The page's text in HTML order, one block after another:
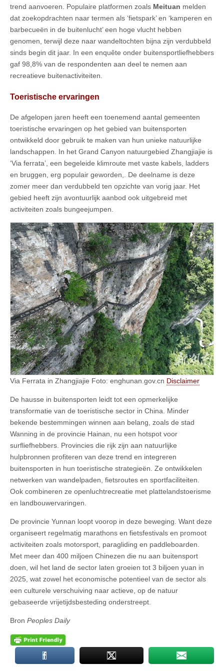
trend aanvoeren. Populaire platformen zoals Meituan melden
dat zoekopdrachten naar termen als ‘fietspark’ en ‘kamperen en
barbecueën in de buitenlucht’ een hoge vlucht hebben
genomen, terwijl deze naar wandeltochten bijna zijn verdubbeld
sinds begin dit jaar. In een enquête onder buitensportliefhebbers
gaf 98,8% van de respondenten aan deel te nemen aan
recreatieve buitenactiviteiten.
Toeristische ervaringen
De afgelopen jaren heeft een toenemend aantal gemeenten
toeristische ervaringen op het gebied van buitensporten
ontwikkeld door gebruik te maken van hun unieke natuurlijke
landschappen. In het Grand Canyon natuurgebied Zhangjiajie is
‘Via ferrata’, een begeleide klimroute met vaste kabels, ladders
en bruggen, erg populair geworden,. De deelname is deze
zomer meer dan verdubbeld ten opzichte van vorig jaar. Het
gebied heeft zijn avontuurlijk aanbod ook uitgebreid met
activiteiten zoals bungeejumpen.
Via Ferrata in Zhangjiajie Foto: enghunan.gov.cn Disclaimer
De hausse in buitensporten leidt tot een opmerkelijke
transformatie van de toeristische sector in China. Minder
bekende bestemmingen winnen aan belang, zoals de stad
Wanning in de provincie Hainan, nu een hotspot voor
surfliefhebbers. Provincies die rijk zijn aan natuurlijke
hulpbronnen profiteren van deze trend en integreren
buitensporten in hun toeristische strategieën. Ze ontwikkelen
netwerken van wandelpaden, fietsroutes en sportfaciliteiten.
Ook combineren ze openluchtrecreatie met plattelandstoerisme
en landbouwervaringen.
De provincie Yunnan loopt voorop in deze beweging. Want deze
organiseert regelmatig marathons en fietsfestivals en promoot
activiteiten zoals motorsport, paragliding en paddleboarden.
Met meer dan 400 miljoen Chinezen die nu aan buitensport
doen, wil het land de sector laten groeien tot 3 biljoen yuan in
2025, wat zowel het economische potentieel van de sector als
een culturele verschuiving naar actieve, op de natuur
gebaseerde vrijetijdsbesteding onderstreept.
Bron Peoples Daily